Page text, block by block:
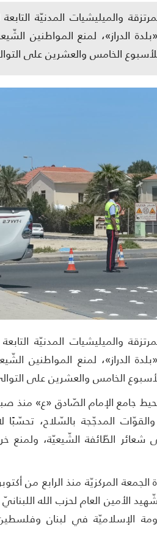
المدنيّة التابعة
الدراز»، لمنع المواطنين
الخامس والعشرين على
المدنيّة التابعة
الدراز»، لمنع المواطنين
الخامس والعشرين على
والقوّات المدجّجة بالسّلاح،
شعائر الطّائفة الشّيعيّة، ولمنع
المركزيّة منذ الرابع من
الأمين العام لحزب الله
الإسلاميّة في لبنان